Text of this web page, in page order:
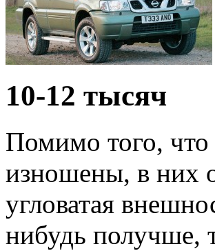
10-12 тысяч
Помимо того,
изношены, в них
угловатая
нибудь получше,